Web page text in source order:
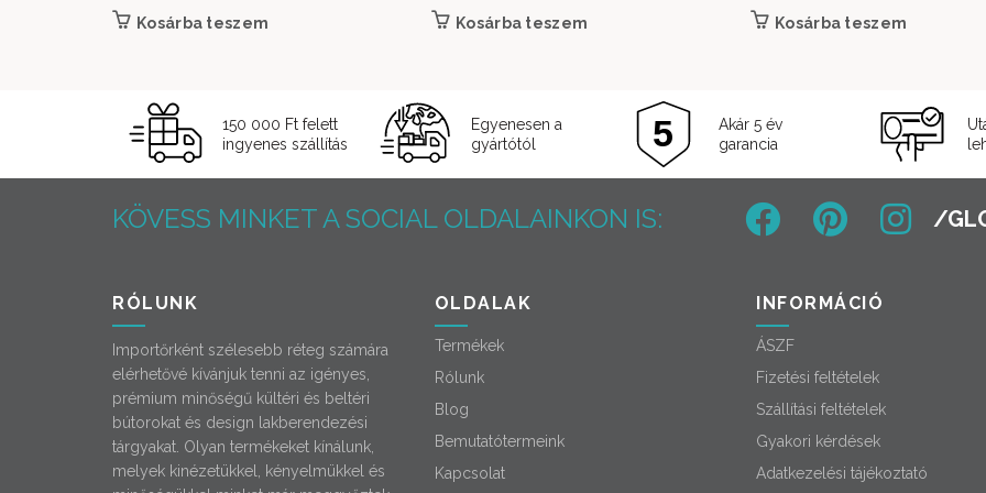
Kosárba teszem Kosárba teszem Kosárba teszem
150 000 Ft felett
ingyenes szállítás
Egyenesen a
gyártótól
Akár 5 év
garancia
KÖVESS MINKET A SOCIAL OLDALAINKON IS:
RÓLUNK
Importőrként szélesebb réteg számára
elérhetővé kívánjuk tenni az igényes,
prémium minőségű kültéri és beltéri
bútorokat és design lakberendezési
tárgyakat. Olyan termékeket kínálunk,
melyek kinézetükkel, kényelmükkel és
OLDALAK
Termékek
Rólunk
Blog
Bemutatótermeink
Kapcsolat
INFORMÁCIÓ
ÁSZF
Fizetési feltételek
Szállítási feltételek
Gyakori kérdések
Adatkezelési tájékoztató